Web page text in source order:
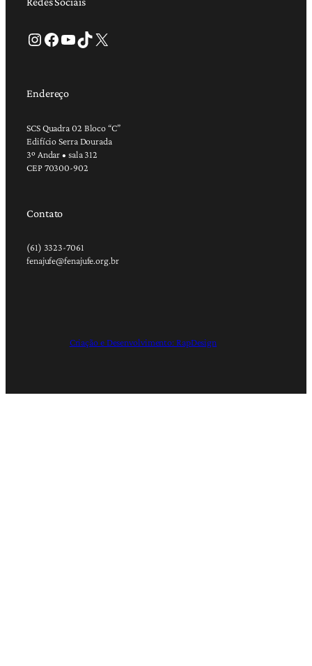
Instagram Facebook Youtube TikTok X
Endereço
SCS Quadra 02 Bloco “C”
Edifício Serra Dourada
3º Andar • sala 312
CEP 70300-902
Contato
(61) 3323-7061
fenajufe@fenajufe.org.br
Criação e Desenvolvimento: RapDesign